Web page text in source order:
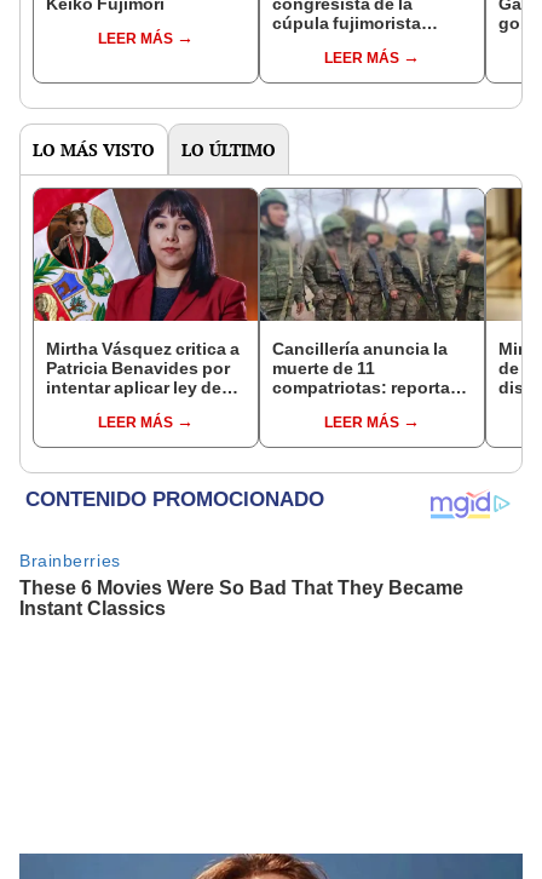
LEER MÁS
cúpula fujimorista
del SenadoLEER MÁS
LO MÁS VISTO LO ÚLTIMO
Mirtha Vásquez critica a
Patricia Benavides por
intentar aplicar ley de
consolidación de un
pacto antiderechos"
LEER MÁS
Cancillería anuncia la
muerte de 11
compatriotas: reportan
capturados por Ucrania
LEER MÁS
de